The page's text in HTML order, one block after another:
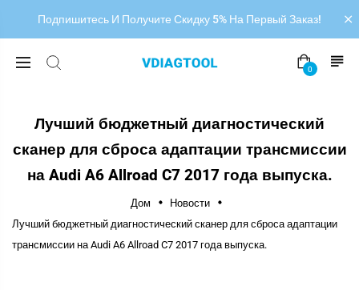
Подпишитесь И Получите Скидку 5% На Первый Заказ!
0
Лучший бюджетный диагностический
сканер для сброса адаптации трансмиссии
на Audi A6 Allroad C7 2017 года выпуска.
Дом
Новости
Лучший бюджетный диагностический сканер для сброса адаптации
трансмиссии на Audi A6 Allroad C7 2017 года выпуска.